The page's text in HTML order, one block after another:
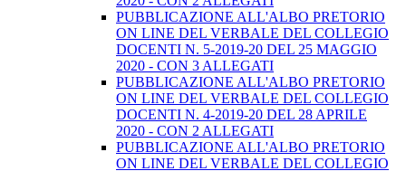
PUBBLICAZIONE ALL'ALBO PRETORIO
ON LINE DEL VERBALE DEL COLLEGIO
DOCENTI N. 5-2019-20 DEL 25 MAGGIO
2020 - CON 3 ALLEGATI
PUBBLICAZIONE ALL'ALBO PRETORIO
ON LINE DEL VERBALE DEL COLLEGIO
DOCENTI N. 4-2019-20 DEL 28 APRILE
2020 - CON 2 ALLEGATI
PUBBLICAZIONE ALL'ALBO PRETORIO
ON LINE DEL VERBALE DEL COLLEGIO